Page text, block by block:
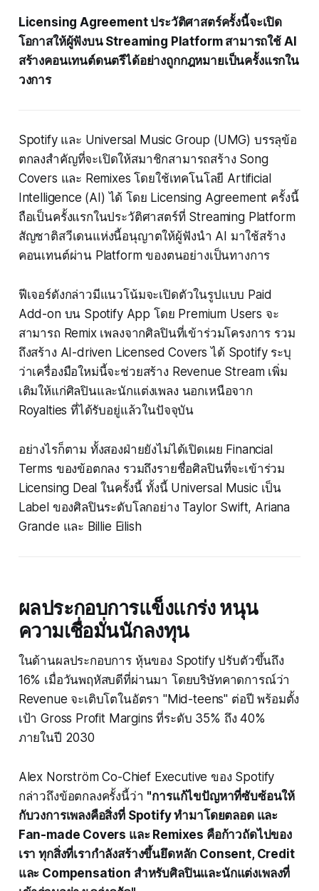
Licensing Agreement ประวัติศาสตร์ครั้งนี้จะเปิด
โอกาสให้ผู้ฟังบน Streaming Platform สามารถใช้ AI
สร้างคอนเทนต์ดนตรีได้อย่างถูกกฎหมายเป็นครั้งแรกใน
วงการ
Spotify และ Universal Music Group (UMG) บรรลุข้อ
ตกลงสำคัญที่จะเปิดให้สมาชิกสามารถสร้าง Song
Covers และ Remixes โดยใช้เทคโนโลยี Artificial
Intelligence (AI) ได้ โดย Licensing Agreement ครั้งนี้
ถือเป็นครั้งแรกในประวัติศาสตร์ที่ Streaming Platform
สัญชาติสวีเดนแห่งนี้อนุญาตให้ผู้ฟังนำ AI มาใช้สร้าง
คอนเทนต์ผ่าน Platform ของตนอย่างเป็นทางการ
ฟีเจอร์ดังกล่าวมีแนวโน้มจะเปิดตัวในรูปแบบ Paid
Add-on บน Spotify App โดย Premium Users จะ
สามารถ Remix เพลงจากศิลปินที่เข้าร่วมโครงการ รวม
ถึงสร้าง AI-driven Licensed Covers ได้ Spotify ระบุ
ว่าเครื่องมือใหม่นี้จะช่วยสร้าง Revenue Stream เพิ่ม
เติมให้แก่ศิลปินและนักแต่งเพลง นอกเหนือจาก
Royalties ที่ได้รับอยู่แล้วในปัจจุบัน
อย่างไรก็ตาม ทั้งสองฝ่ายยังไม่ได้เปิดเผย Financial
Terms ของข้อตกลง รวมถึงรายชื่อศิลปินที่จะเข้าร่วม
Licensing Deal ในครั้งนี้ ทั้งนี้ Universal Music เป็น
Label ของศิลปินระดับโลกอย่าง Taylor Swift, Ariana
Grande และ Billie Eilish
ผลประกอบการแข็งแกร่ง หนุน
ความเชื่อมั่นนักลงทุน
ในด้านผลประกอบการ หุ้นของ Spotify ปรับตัวขึ้นถึง
16% เมื่อวันพฤหัสบดีที่ผ่านมา โดยบริษัทคาดการณ์ว่า
Revenue จะเติบโตในอัตรา "Mid-teens" ต่อปี พร้อมตั้ง
เป้า Gross Profit Margins ที่ระดับ 35% ถึง 40%
ภายในปี 2030
Alex Norström Co-Chief Executive ของ Spotify
กล่าวถึงข้อตกลงครั้งนี้ว่า "การแก้ไขปัญหาที่ซับซ้อนให้
กับวงการเพลงคือสิ่งที่ Spotify ทำมาโดยตลอด และ
Fan-made Covers และ Remixes คือก้าวถัดไปของ
เรา ทุกสิ่งที่เรากำลังสร้างขึ้นยึดหลัก Consent, Credit
และ Compensation สำหรับศิลปินและนักแต่งเพลงที่